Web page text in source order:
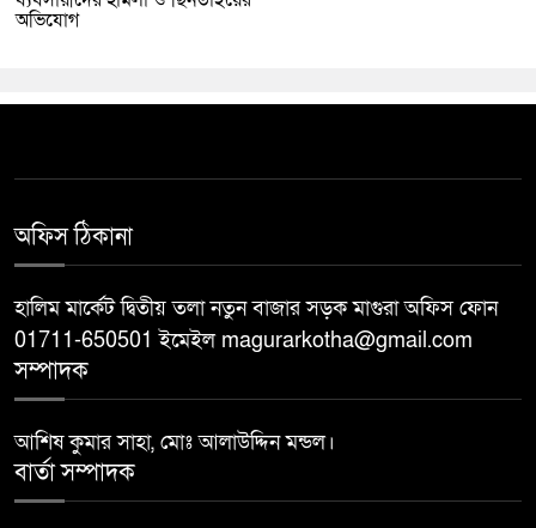
অভিযোগ
অফিস ঠিকানা
হালিম মার্কেট দ্বিতীয় তলা নতুন বাজার সড়ক মাগুরা অফিস ফোন
01711-650501 ইমেইল magurarkotha@gmail.com
সম্পাদক
আশিষ কুমার সাহা, মোঃ আলাউদ্দিন মন্ডল।
বার্তা সম্পাদক